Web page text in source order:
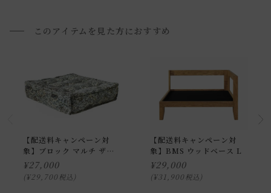
通常配送の場合、お品物は玄関前での引渡しとなります。
※室内への搬入、設置、商品組み立てサービスは行っており
お届けする建物、および周囲の状況により、お客様に商品の
搬入のお手伝いをお願いさせて頂く場合がございます。
プルダウンからお住まいの地域の送料をお選び頂き、ご注文
気になる場合は干して頂くかお部屋の換気十分に行って下さ
・お使いのPC画面等や光の環境によっては、掲載の画像と実
際の商品とで色の見え方が異なることもございます。ご了承
ください。
このアイテムを見た方におすすめ
【配送料キャンペーン対
象】ブロック マルチ ザブ
オットマン HUS ホワイト
¥27,000
¥29,700 税込
【配送料キャンペーン対
象】BMS ウッドベース L
¥29,000
¥31,900 税込